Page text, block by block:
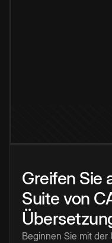
Greifen Sie
Suite von
Beginnen Sie mit